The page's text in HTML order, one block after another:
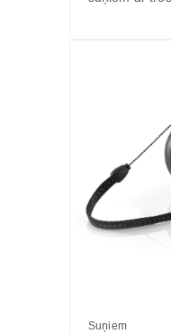
Flexi, Vācija –
ražošanā,
Pastaigas kļūs
ar FLEXI NEW
Pasūtiet
Suņiem